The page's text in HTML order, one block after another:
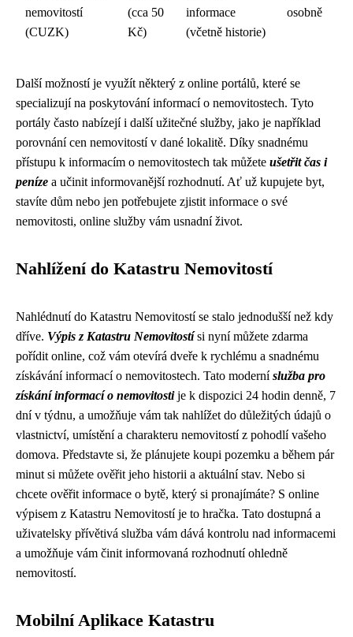
nemovitostí
(CUZK)
(cca 50
Kč)
informace
(včetně historie)
osobně
Další možností je využít některý z online portálů, které se
specializují na poskytování informací o nemovitostech. Tyto
portály často nabízejí i další užitečné služby, jako je například
porovnání cen nemovitostí v dané lokalitě. Díky snadnému
přístupu k informacím o nemovitostech tak můžete ušetřit čas i
peníze a učinit informovanější rozhodnutí. Ať už kupujete byt,
stavíte dům nebo jen potřebujete zjistit informace o své
nemovitosti, online služby vám usnadní život.
Nahlížení do Katastru Nemovitostí
Nahlédnutí do Katastru Nemovitostí se stalo jednodušší než kdy
dříve. Výpis z Katastru Nemovitostísi nyní můžete zdarma
pořídit online, což vám otevírá dveře k rychlému a snadnému
získávání informací o nemovitostech. Tato moderníslužba pro
získání informací o nemovitostije k dispozici 24 hodin denně, 7
dní v týdnu, a umožňuje vám tak nahlížet do důležitých údajů o
vlastnictví, umístění a charakteru nemovitostí z pohodlí vašeho
domova. Představte si, že plánujete koupi pozemku a během pár
minut si můžete ověřit jeho historii a aktuální stav. Nebo si
chcete ověřit informace o bytě, který si pronajímáte? S online
výpisem z Katastru Nemovitostí je to hračka. Tato dostupná a
uživatelsky přívětivá služba vám dává kontrolu nad informacemi
a umožňuje vám činit informovaná rozhodnutí ohledně
nemovitostí.
Mobilní Aplikace Katastru